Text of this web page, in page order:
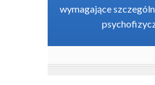
wymagające